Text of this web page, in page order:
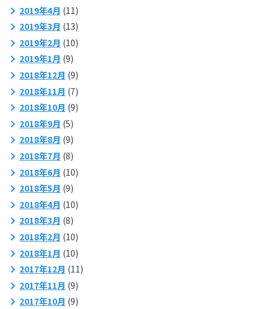
2019年4月 (11)
2019年3月 (13)
2019年2月 (10)
2019年1月 (9)
2018年12月 (9)
2018年11月 (7)
2018年10月 (9)
2018年9月 (5)
2018年8月 (9)
2018年7月 (8)
2018年6月 (10)
2018年5月 (9)
2018年4月 (10)
2018年3月 (8)
2018年2月 (10)
2018年1月 (10)
2017年12月 (11)
2017年11月 (9)
2017年10月 (9)